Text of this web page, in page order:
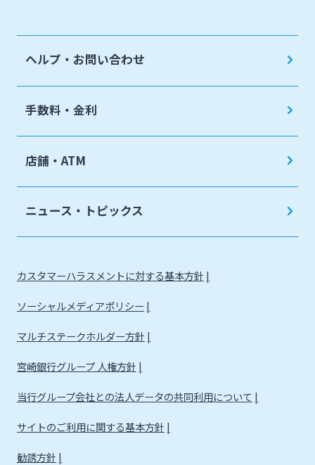
ヘルプ・お問い合わせ
手数料・金利
店舗・ATM
ニュース・トピックス
カスタマーハラスメントに対する基本方針
ソーシャルメディアポリシー
マルチステークホルダー方針
宮崎銀行グループ 人権方針
当行グループ会社との法人データの共同利用について
サイトのご利用に関する基本方針
勧誘方針